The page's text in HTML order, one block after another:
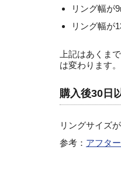
リング幅が
リング幅が
上記はあくま
は変わります。
購入後30日
リングサイズ
参考： アフタ